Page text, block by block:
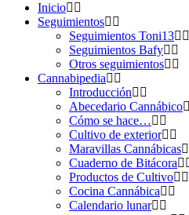
Inicio
Seguimientos
Seguimientos Toni13
Seguimientos Bafy
Otros seguimientos
Cannabipedia
Introducción
Abecedario Cannábico
Cómo se hace…
Cultivo de exterior
Maravillas Cannábicas
Cuaderno de Bitácora
Productos de Cultivo
Cocina Cannábica
Calendario lunar